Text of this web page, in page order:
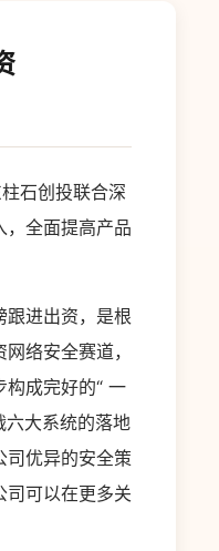
石创投联合深
，全面提高产品
跟进出资，是根
络安全赛道，
成完好的“ 一
六大系统的落地
司优异的安全策
司可以在更多关